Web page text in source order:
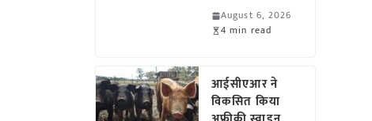
August 6, 2026
4 min read
आईसीएआर ने
विकसित किया